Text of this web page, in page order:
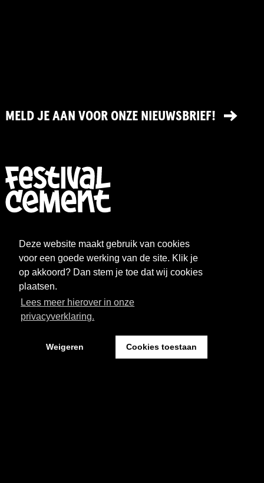
Deze website maakt gebruik van cookies
voor een goede werking van de site. Klik je
op akkoord? Dan stem je toe dat wij cookies
plaatsen.
Lees meer hierover in onze
privacyverklaring.
Weigeren Cookies toestaan
MELD JE AAN VOOR ONZE NIEUWSBRIEF!
WAT WE DOEN
OVER CEMENT
ARCHIEF
FAQ
FESTIVAL CEMENT
Kantoor: Pand 18 - Sint Josephstraat 18